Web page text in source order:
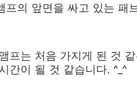
프의 앞면을 싸고 있는 패
프는 처음 가지게 된 것
간이 될 것 같습니다. ^_^